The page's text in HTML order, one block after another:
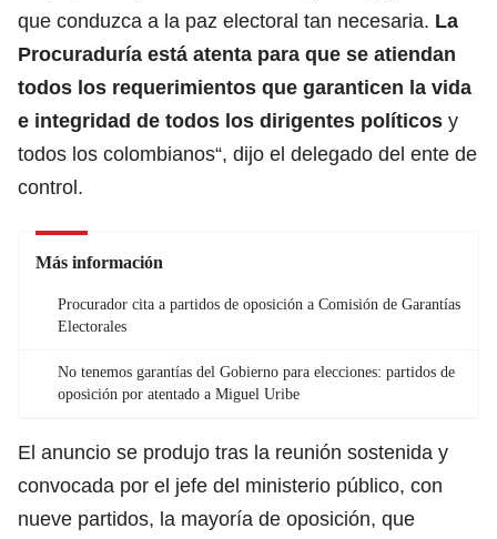
que conduzca a la paz electoral tan necesaria. La
Procuraduría está atenta para que se atiendan
todos los requerimientos que garanticen la vida
e integridad de todos los dirigentes políticos y
todos los colombianos“, dijo el delegado del ente de
control.
Más información
Procurador cita a partidos de oposición a Comisión de Garantías
Electorales
No tenemos garantías del Gobierno para elecciones: partidos de
oposición por atentado a Miguel Uribe
El anuncio se produjo tras la reunión sostenida y
convocada por el jefe del ministerio público, con
nueve partidos, la mayoría de oposición, que